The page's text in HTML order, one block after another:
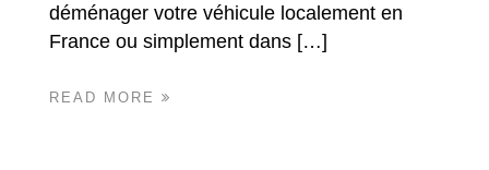
déménager votre véhicule localement en
France ou simplement dans […]
READ MORE